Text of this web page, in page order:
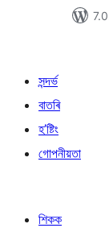
সন্দৰ্ভ
বাতৰি
হ’ষ্টিং
গোপনীয়তা
শিকক